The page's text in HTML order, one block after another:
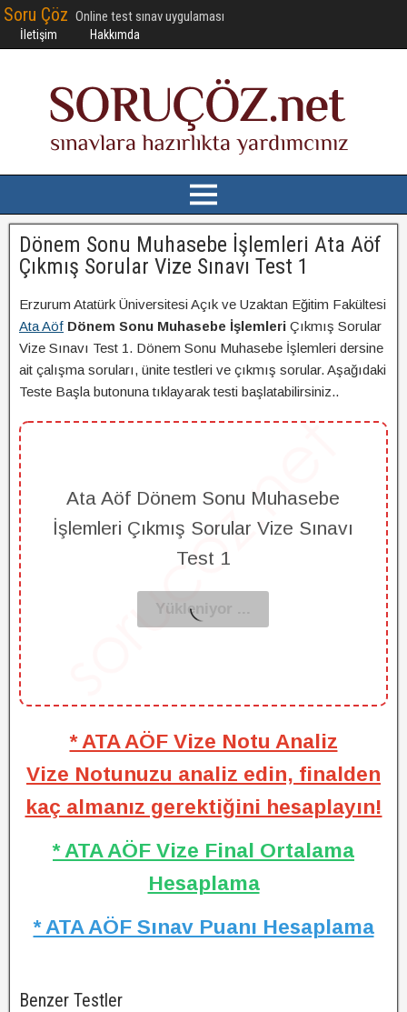
Soru Çöz Online test sınav uygulaması
İletişim Hakkımda
Dönem Sonu Muhasebe İşlemleri Ata Aöf
Çıkmış Sorular Vize Sınavı Test 1
Erzurum Atatürk Üniversitesi Açık ve Uzaktan Eğitim Fakültesi
Ata Aöf Dönem Sonu Muhasebe İşlemleri Çıkmış Sorular
Vize Sınavı Test 1. Dönem Sonu Muhasebe İşlemleri dersine
ait çalışma soruları, ünite testleri ve çıkmış sorular. Aşağıdaki
Teste Başla butonuna tıklayarak testi başlatabilirsiniz..
Ata Aöf Dönem Sonu Muhasebe
İşlemleri Çıkmış Sorular Vize Sınavı
Test 1
* ATA AÖF Vize Notu Analiz
Vize Notunuzu analiz edin, finalden
kaç almanız gerektiğini hesaplayın!
* ATA AÖF Vize Final Ortalama
Hesaplama
* ATA AÖF Sınav Puanı Hesaplama
Benzer Testler